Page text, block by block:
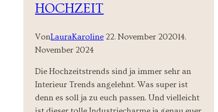
HOCHZEIT
VonLauraKaroline 22. November 202014.
November 2024
Die Hochzeitstrends sind ja immer sehr an
Interieur Trends angelehnt. Was super ist
denn es soll ja zu euch passen. Und vielleicht